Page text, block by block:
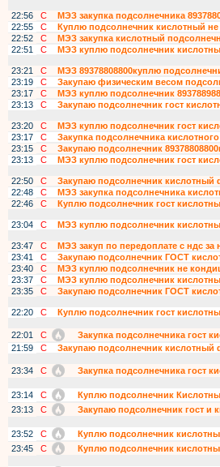
22:56
С
МЭЗ закупка подсолнечника
22:55
С
Куплю подсолнечник кислотный
22:52
С
МЭЗ закупка кислотный
22:51
С
МЭЗ куплю подсолнечник
23:21
С
МЭЗ 89378808800куплю
23:19
С
Закупаю физическим весом
23:17
С
МЭЗ куплю подсолнечник
23:13
С
Закупаю подсолнечник гост
23:20
С
МЭЗ куплю подсолнечник гост
23:17
С
Закупка подсолнечника
23:15
С
Закупаю подсолнечник
23:13
С
МЭЗ куплю подсолнечник гост
22:50
С
Закупаю подсолнечник кислотный
22:48
С
МЭЗ закупка подсолнечника
22:46
С
Куплю подсолнечник гост
23:04
С
МЭЗ куплю подсолнечник
23:47
С
МЭЗ закуп по передоплате с ндс за
23:41
С
Закупаю подсолнечник ГОСТ
23:40
С
МЭЗ куплю подсолнечник не
23:37
С
МЭЗ куплю подсолнечник
23:35
С
Закупаю подсолнечник ГОСТ
22:20
С
Куплю подсолнечник гост
22:01
С
Закупка подсолнечника гост
21:59
С
Закупаю подсолнечник кислотный
23:34
С
Закупка подсолнечника гост
23:14
С
Куплю подсолнечник
23:13
С
Закупаю подсолнечник гост и
23:52
С
Куплю подсолнечник
23:45
С
Куплю подсолнечник